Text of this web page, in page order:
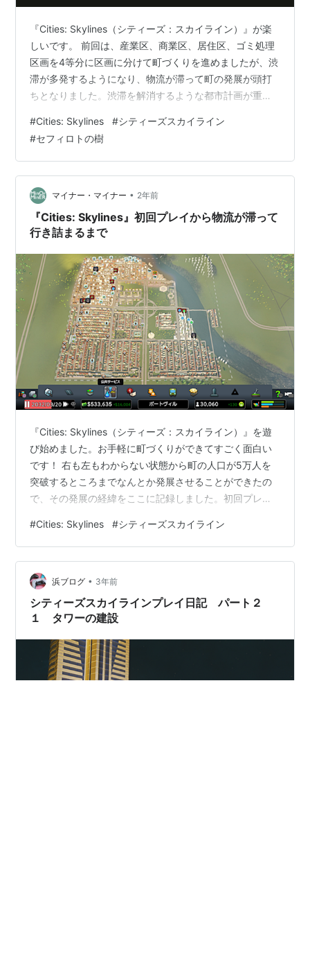
『Cities: Skylines（シティーズ：スカイライン）』が楽
しいです。 前回は、産業区、商業区、居住区、ゴミ処理
区画を4等分に区画に分けて町づくりを進めましたが、渋
滞が多発するようになり、物流が滞って町の発展が頭打
ちとなりました。渋滞を解消するような都市計画が重要
町づくりを試行錯誤しました。町の中心をゴミの処理区
画としたり、主要道路を「セフィロトの樹」としたりな
どしました。その記録をここに残します。 セフィロトの
樹の町 都市の中心をゴミと遺体の処理区画とする計画 主
要道路を「セフィロトの樹」の形状とする計画 まとめ
#Cities: Skylines #シティーズスカイライン
#セフィロトの樹
マイナー・マイナー • 2年前
『Cities: Skylines』初回プレイから物流が滞って
行き詰まるまで
『Cities: Skylines（シティーズ：スカイライン）』を遊
び始めました。お手軽に町づくりができてすごく面白い
です！ 右も左もわからない状態から町の人口が5万人を
突破するところまでなんとか発展させることができたの
で、その発展の経緯をここに記録しました。初回プレイ
の解決方法など）をまとめています。 シティーズ：スカ
イライン 初めての町づくり 次の町づくり 学んだこと 居
住区、産業区、商業区の発展の規模感は同一ではない 交
差点が近いと渋滞が発生しやすい 施設に隣接する道路は
小さい道路から大きい道路へのアップグレードができな
い まとめ
#Cities: Skylines #シティーズスカイライン
浜ブログ • 3年前
シティーズスカイラインプレイ日記 パート２
１ タワーの建設